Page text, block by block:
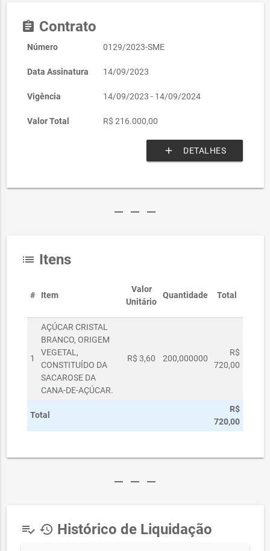
assignment Contrato
Número 0129/2023-SME
Data Assinatura 14/09/2023
Vigência 14/09/2023 - 14/09/2024
Valor Total R$ 216.000,00
add DETALHES
remove remove remove
list Itens
# Item
Valor
Unitário
Quantidade Total
1
AÇÚCAR CRISTAL
BRANCO, ORIGEM
VEGETAL,
CONSTITUÍDO DA
SACAROSE DA
CANA-DE-AÇÚCAR.
R$ 3,60 200,000000
R$
720,00
Total
R$
720,00
remove remove remove
playlist_add_check history Histórico de Liquidação